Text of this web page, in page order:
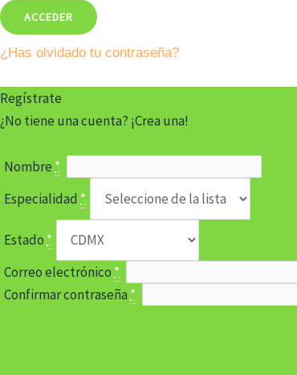
¿Has olvidado tu contraseña?
Regístrate
¿No tiene una cuenta? ¡Crea una!
Nombre *
Especialidad *
Estado *
Correo electrónico *
Confirmar contraseña *